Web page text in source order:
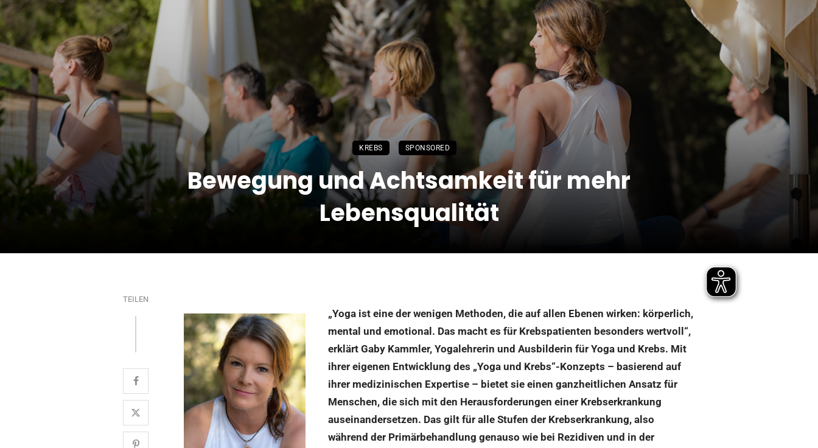
KREBS SPONSORED
Bewegung und Achtsamkeit für mehr
Lebensqualität
TEILEN
„Yoga ist eine der wenigen Methoden, die auf allen Ebenen wirken: körperlich,
mental und emotional. Das macht es für Krebspatienten besonders wertvoll“,
erklärt Gaby Kammler, Yogalehrerin und Ausbilderin für Yoga und Krebs. Mit
ihrer eigenen Entwicklung des „Yoga und Krebs“-Konzepts – basierend auf
ihrer medizinischen Expertise – bietet sie einen ganzheitlichen Ansatz für
Menschen, die sich mit den Herausforderungen einer Krebserkrankung
auseinandersetzen. Das gilt für alle Stufen der Krebserkrankung, also
während der Primärbehandlung genauso wie bei Rezidiven und in der